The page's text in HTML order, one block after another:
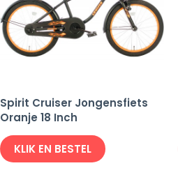
Spirit Cruiser Jongensfiets
Oranje 18 Inch
KLIK EN BESTEL